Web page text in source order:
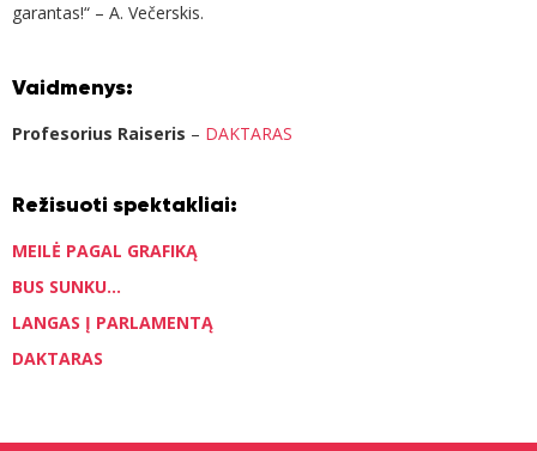
garantas!“ – A. Večerskis.
Vaidmenys:
Profesorius Raiseris – DAKTARAS
Režisuoti spektakliai:
MEILĖ PAGAL GRAFIKĄ
BUS SUNKU...
LANGAS Į PARLAMENTĄ
DAKTARAS